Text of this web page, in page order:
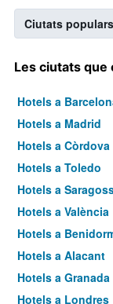
Ciutats populars
Les ciutats
Hotels a
Hotels a Madrid
Hotels a Còrdova
Hotels a Toledo
Hotels a
Hotels a València
Hotels a
Hotels a Alacant
Hotels a Granada
Hotels a Londres